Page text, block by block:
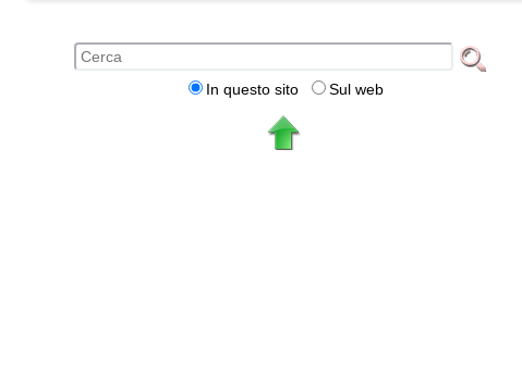
In questo sito Sul web